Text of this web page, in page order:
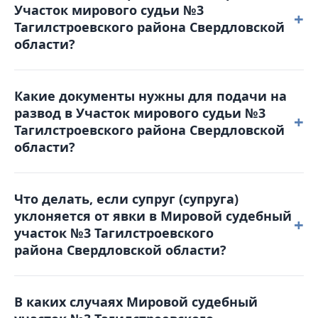
отправить письмо на электронную почту:
3tag@dms66.ru или воспользоваться порталом
Online-Sud.ru.
Участок мирового судьи №3
Тагилстроевского района Свердловской
области?
+
апелляционную жалобу в Тагилстроевский
районный суд в течение месяца с момента
вынесения решения. Жалоба подается в Мировой
судебный участок №3 Тагилстроевского
района Свердловской области, который и
рассматривал дело.
Какие документы нужны для подачи на
развод в Участок мирового судьи №3
Тагилстроевского района Свердловской
области?
+
свидетельство о браке, квитанция об оплате
госпошлины, свидетельства о рождении детей
(если они есть), а также соглашение о детях (при
наличии несовершеннолетних детей).
Что делать, если супруг (супруга)
уклоняется от явки в Мировой судебный
участок №3 Тагилстроевского
района Свердловской области?
+
отсутствие уклоняющейся стороны. Однако
В каких случаях Мировой судебный